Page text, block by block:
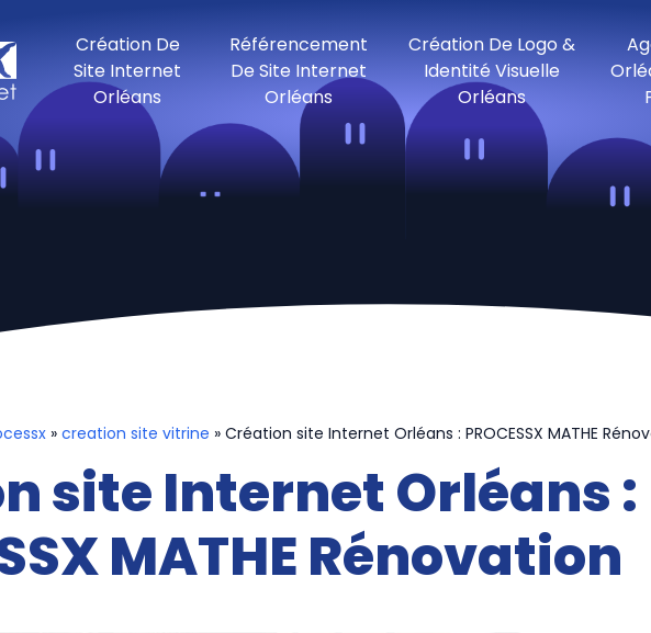
Création De
Site Internet
Orléans
Référencement
De Site Internet
Orléans
Création De Logo &
Identité Visuelle
Orléans
» creation site vitrine » Création site Internet Orléans : PROCESSX MATHE
site Internet Orléans :
MATHE Rénovation